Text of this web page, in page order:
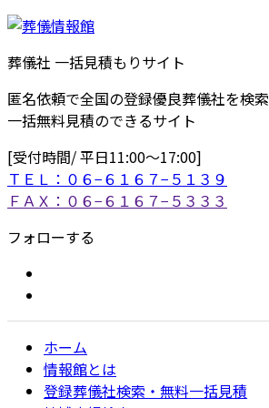
葬儀社 一括見積もりサイト
匿名依頼で全国の登録優良葬儀社を検索
一括無料見積のできるサイト
[受付時間/ 平日11:00〜17:00]
ＴＥＬ：０６−６１６７−５１３９
ＦＡＸ：０６−６１６７−５３３３
フォローする
ホーム
情報館とは
登録葬儀社検索・無料一括見積